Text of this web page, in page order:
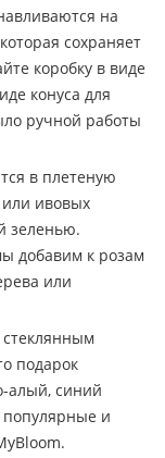
на
сохраняет
коробку в виде
конуса для
ручной работы
в плетеную
или ивовых
зеленью.
добавим к розам
или
подарок
алый, синий
и